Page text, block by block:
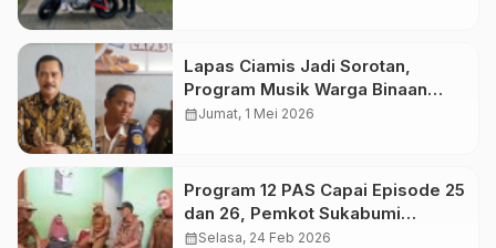
Lapas Ciamis Jadi Sorotan,
Program Musik Warga Binaan
Didukung Menteri dan Label
calendar_monthJumat, 1 Mei 2026
Program 12 PAS Capai Episode 25
dan 26, Pemkot Sukabumi
Perkuat Kolaborasi Tangani
calendar_monthSelasa, 24 Feb 2026